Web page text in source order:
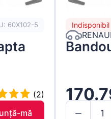
60X102-5
(2)
mă
Indisponibil